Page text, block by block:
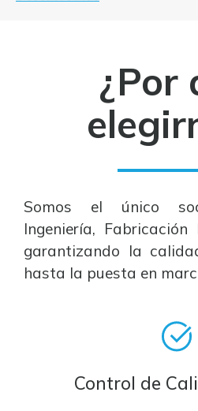
¿Por
Somos el único
Ingeniería,
garantizando la
hasta la puesta en
Control de